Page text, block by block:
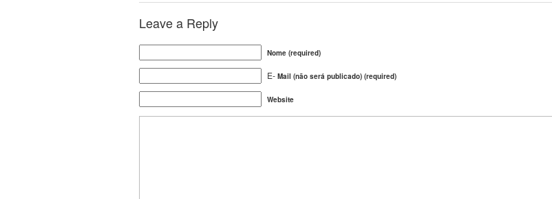
Leave a Reply
Nome (required)
E- Mail (não será publicado) (required)
Website